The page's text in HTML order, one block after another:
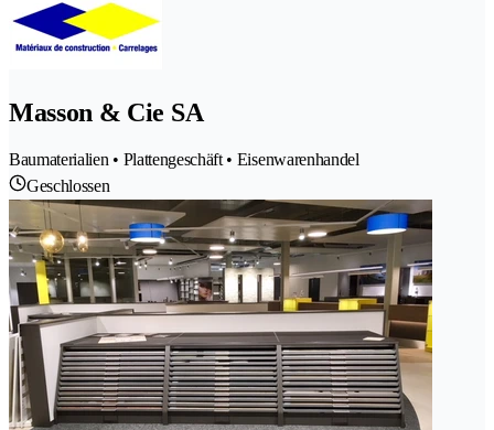
Masson & Cie SA
Baumaterialien • Plattengeschäft • Eisenwarenhandel
Geschlossen